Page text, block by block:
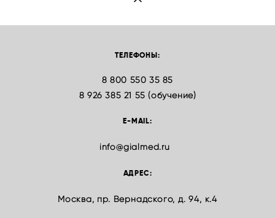
ТЕЛЕФОНЫ:
8 800 550 35 85
8 926 385 21 55 (обучение)
E-MAIL:
info@gialmed.ru
АДРЕС:
Москва, пр. Вернадского, д. 94, к.4